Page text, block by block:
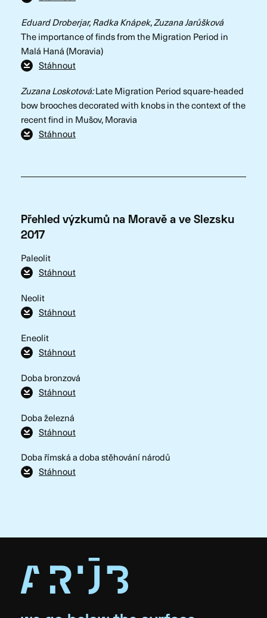
Eduard Droberjar, Radka Knápek, Zuzana Jarůšková
The importance of finds from the Migration Period in
Malá Haná (Moravia)
Stáhnout
Zuzana Loskotová:Late Migration Period square-headed
bow brooches decorated with knobs in the context of the
recent find in Mušov, Moravia
Stáhnout
Přehled výzkumů na Moravě a ve Slezsku
2017
Paleolit
Stáhnout
Neolit
Stáhnout
Eneolit
Stáhnout
Doba bronzová
Stáhnout
Doba železná
Stáhnout
Doba římská a doba stěhování národů
Stáhnout